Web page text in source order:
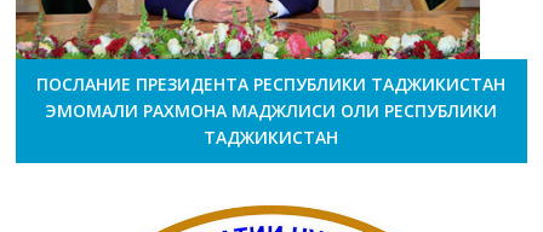
ПОСЛАНИЕ ПРЕЗИДЕНТА РЕСПУБЛИКИ ТАДЖИКИСТАН
ЭМОМАЛИ РАХМОНА МАДЖЛИСИ ОЛИ РЕСПУБЛИКИ
ТАДЖИКИСТАН